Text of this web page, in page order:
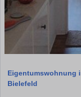
Eigentumswohnung
Bielefeld